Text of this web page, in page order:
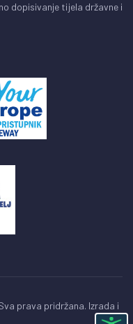
dopisivanje tijela državne i
prava pridržana. Izrada i